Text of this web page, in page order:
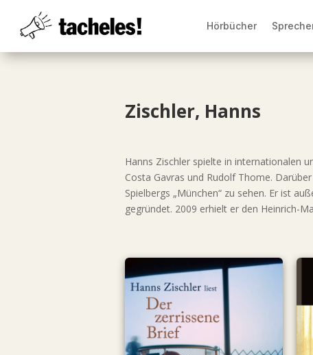
Hörbücher
Zischler, Hanns
Hanns Zischler spielte in internationalen
Costa Gavras und Rudolf Thome.
Spielbergs „München“ zu sehen. Er ist
gegründet. 2009 erhielt er den Heinrich-